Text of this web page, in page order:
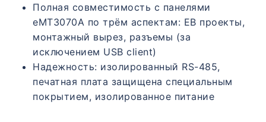
Полная совместимость с панелями
eMT3070A по трём аспектам: EB проекты,
монтажный вырез, разъемы (за
исключением USB client)
Надежность: изолированный RS-485,
печатная плата защищена специальным
покрытием, изолированное питание